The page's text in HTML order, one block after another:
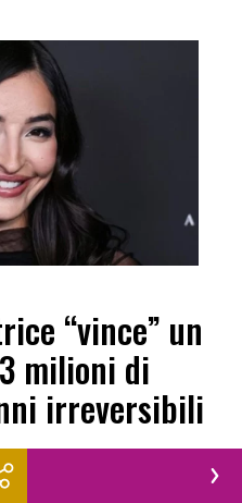
“vince” un
milioni di
irreversibili
DANNI